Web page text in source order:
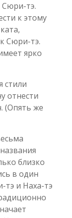
Сюри-тэ.
к этому
Сюри-тэ.
ярко
стили
отнести
(Опять же
близко
в один
тэ и Наха-тэ